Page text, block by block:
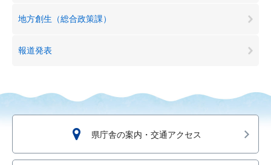
地方創生（総合政策課）
報道発表
県庁舎の案内・交通アクセス